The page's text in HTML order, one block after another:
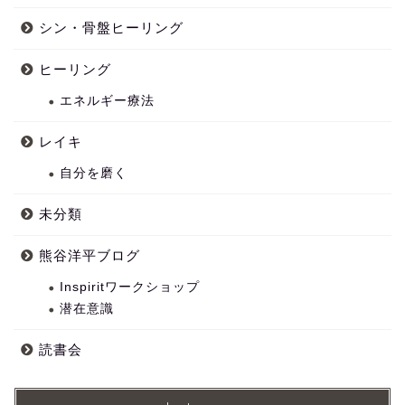
シン・骨盤ヒーリング
ヒーリング
エネルギー療法
レイキ
自分を磨く
未分類
熊谷洋平ブログ
Inspiritワークショップ
潜在意識
読書会